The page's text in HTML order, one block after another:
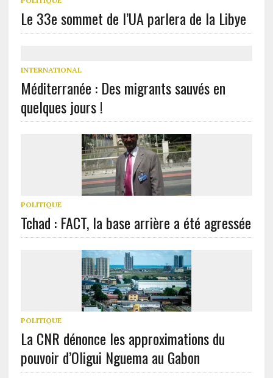
Le 33e sommet de l’UA parlera de la Libye
INTERNATIONAL
Méditerranée : Des migrants sauvés en
quelques jours !
POLITIQUE
Tchad : FACT, la base arrière a été agressée
POLITIQUE
La CNR dénonce les approximations du
pouvoir d’Oligui Nguema au Gabon